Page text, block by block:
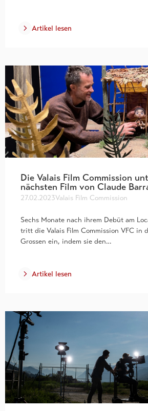
Artikel lesen
Die Valais Film Commission
nächsten Film von Claude
27.02.2023Valais Film Commission
Sechs Monate nach ihrem Debüt am
tritt die Valais Film Commission VFC in
Grossen ein, indem sie den…
Artikel lesen